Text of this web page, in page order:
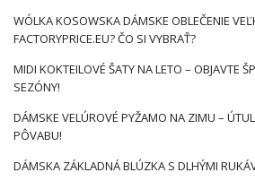
WÓLKA KOSOWSKA DÁMSKE OBLEČENIE
FACTORYPRICE.EU? ČO SI VYBRAŤ?
MIDI KOKTEILOVÉ ŠATY NA LETO – OBJAVTE
SEZÓNY!
DÁMSKE VELÚROVÉ PYŽAMO NA ZIMU –
PÔVABU!
DÁMSKA ZÁKLADNÁ BLÚZKA S DLHÝMI